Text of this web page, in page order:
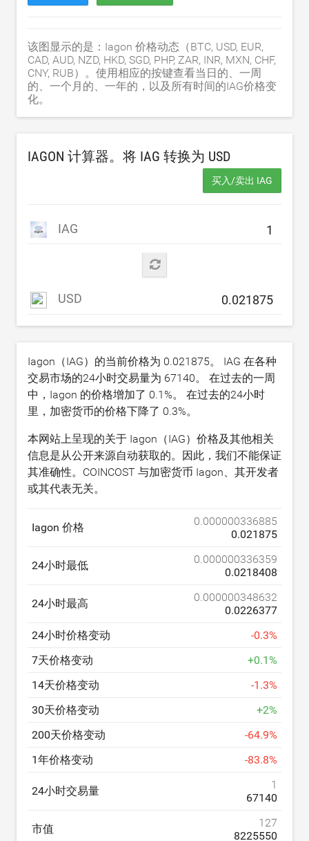
该图显示的是：Iagon 价格动态（BTC, USD, EUR,
CAD, AUD, NZD, HKD, SGD, PHP, ZAR, INR, MXN, CHF,
CNY, RUB）。使用相应的按键查看当日的、一周
的、一个月的、一年的，以及所有时间的IAG价格变
化。
IAGON 计算器。将 IAG 转换为 USD
买入/卖出 IAG
IAG
USD
Iagon（IAG）的当前价格为 0.021875。 IAG 在各种
交易市场的24小时交易量为 67140。 在过去的一周
中，Iagon 的价格增加了 0.1%。 在过去的24小时
里，加密货币的价格下降了 0.3%。
本网站上呈现的关于 Iagon（IAG）价格及其他相关
信息是从公开来源自动获取的。因此，我们不能保证
其准确性。COINCOST 与加密货币 Iagon、其开发者
或其代表无关。
Iagon 价格
0.000000336885
0.021875
24小时最低
0.000000336359
0.0218408
24小时最高
0.000000348632
0.0226377
24小时价格变动
-0.3%
7天价格变动
+0.1%
14天价格变动
-1.3%
30天价格变动
+2%
200天价格变动
-64.9%
1年价格变动
-83.8%
24小时交易量
1
67140
市值
127
8225550